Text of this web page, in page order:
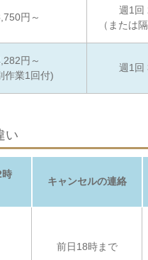
円～
週1回
（または
円～
作業1回付)
週1回
い
時
キャンセルの連絡
前日18時まで